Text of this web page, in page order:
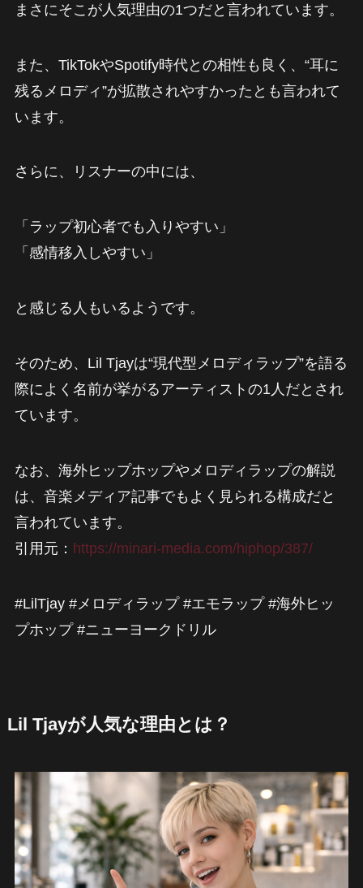
まさにそこが人気理由の1つだと言われています。
また、TikTokやSpotify時代との相性も良く、“耳に
残るメロディ”が拡散されやすかったとも言われて
います。
さらに、リスナーの中には、
「ラップ初心者でも入りやすい」
「感情移入しやすい」
と感じる人もいるようです。
そのため、Lil Tjayは“現代型メロディラップ”を語る
際によく名前が挙がるアーティストの1人だとされ
ています。
なお、海外ヒップホップやメロディラップの解説
は、音楽メディア記事でもよく見られる構成だと
言われています。
引用元： https://minari-media.com/hiphop/387/
#LilTjay #メロディラップ #エモラップ #海外ヒッ
プホップ #ニューヨークドリル
Lil Tjayが人気な理由とは？